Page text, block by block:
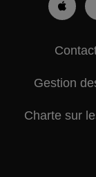
Gestion
Charte sur